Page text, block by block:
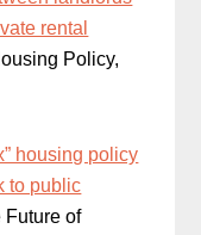
rental
Policy,
housing policy
to public
Future of